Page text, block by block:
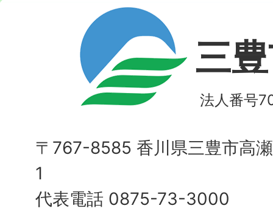
三
法人番号
〒767-8585 香川県三豊市高
1
代表電話 0875-73-3000